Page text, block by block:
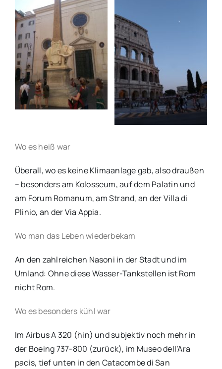
Wo es heiß war
Überall, wo es keine Klimaanlage gab, also draußen
– besonders am Kolosseum, auf dem Palatin und
am Forum Romanum, am Strand, an der Villa di
Plinio, an der Via Appia.
Wo man das Leben wiederbekam
An den zahlreichen Nasoni in der Stadt und im
Umland: Ohne diese Wasser-Tankstellen ist Rom
nicht Rom.
Wo es besonders kühl war
Im Airbus A 320 (hin) und subjektiv noch mehr in
der Boeing 737-800 (zurück), im Museo dell’Ara
pacis, tief unten in den Catacombe di San